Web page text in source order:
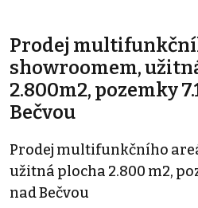
Prodej
showroomem,
2.800m2, pozemky
Bečvou
Prodej multifunkčního
užitná plocha 2.800 m2,
nad Bečvou